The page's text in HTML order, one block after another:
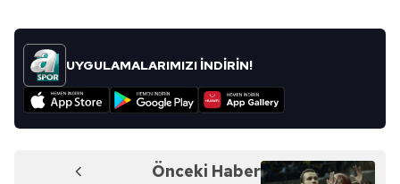
reklam/pazarlama faaliyetlerinin yapılması, amaçlarıyla
sınırlı olarak açık rızanız dahilinde kullanılacaktır.
Çerezlere ilişkin tercihlerinizi aşağıda yer alan panel
vasıtasıyla belirleyebilirsiniz. Çerezlere ilişkin detaylı bilgi
ziyaret edebilirsiniz.
UYGULAMALARIMIZI İNDİRİN!
Önceki Haber